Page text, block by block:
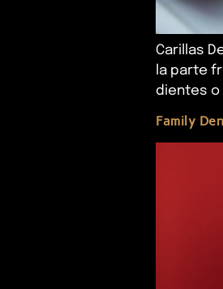
Carillas
la parte
dientes o
Family